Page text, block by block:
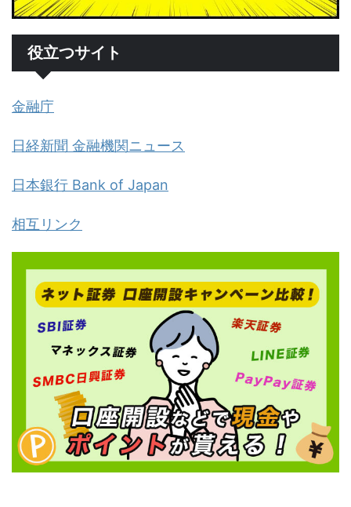
役立つサイト
金融庁
日経新聞 金融機関ニュース
日本銀行 Bank of Japan
相互リンク